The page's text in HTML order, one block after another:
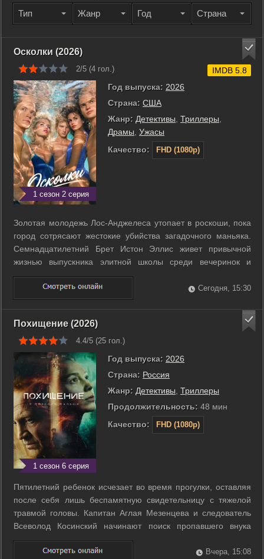
Тип Жанр Год Страна
Осколки (2026)
2/5 (4 гол.)
1 сезон 2 серия
Год выпуска: 2026
Страна: США
Жанр: Детективы Триллеры
Драмы Ужасы
Качество:
FHD (1080p)
IMDB 5.8
Золотая молодежь Лос-Анджелеса утопает в роскоши, пока
город сотрясают жестокие убийства загадочного маньяка.
Семнадцатилетний Брет Истон Эллис живет привычной
жизнью выпускника элитной школы среди вечеринок и
личных драм. Его спокойный мир рушится с появлением в
классе новенького парня по имени Роберт Мэллори. Брет
сразу замечает в нем нечто ...
Сегодня, 15:30
Похищение (2026)
4.4/5 (25 гол.)
1 сезон 6 серия
Год выпуска: 2026
Страна: Россия
Жанр: Детективы Триллеры
Продолжительность: 48 мин
Качество:
FHD (1080p)
Пятилетний ребенок исчезает во время прогулки, оставляя
после себя лишь беспамятную свидетельницу с тяжелой
травмой головы. Капитан Аглая Мезенцева и следователь
Всеволод Косинский начинают поиск пропавшего внука
знаменитого дирижера. Семья кажется безупречной и
благополучной, но у каждого ее члена скрыты свои
Вчера, 15:08